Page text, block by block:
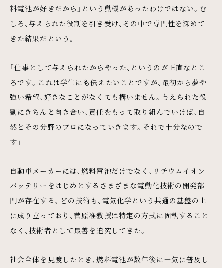
料電池が好きだから」という動機があったわけではない。む
しろ、与えられた役割を引き受け、その中で専門性を深めて
きた結果だという。
「仕事として与えられたからやった、というのが正直なとこ
ろです。これは学生にも伝えたいことですが、最初から夢や
強い希望、好きなことがなくても構いません。与えられた役
割にきちんと向き合い、責任をもって取り組んでいけば、自
然とその分野のプロになっていきます。それで十分なので
す」
自動車メーカーには、燃料電池だけでなく、リチウムイオン
バッテリーをはじめとするさまざまな電動化技術の開発部
門が存在する。どの技術も、電気化学という共通の基盤の上
に成り立っており、菅原准教授は特定の方式に固執すること
なく、技術者として最善を追究してきた。
社会全体を見渡したとき、燃料電池が数年後に一気に普及し